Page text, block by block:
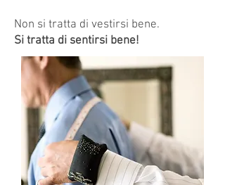
Non si tratta di vestirsi bene.
Si tratta di sentirsi bene!